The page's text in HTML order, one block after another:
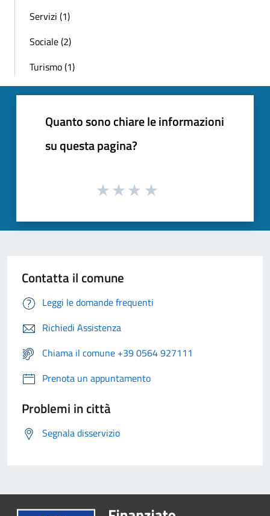
Servizi (1)
Sociale (2)
Turismo (1)
Quanto sono chiare le informazioni
su questa pagina?
Contatta il comune
Leggi le domande frequenti
Richiedi Assistenza
Chiama il comune +39 0564 927111
Prenota un appuntamento
Problemi in città
Segnala disservizio